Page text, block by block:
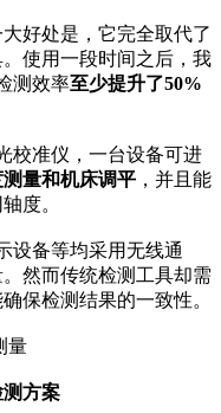
好处是，它完全取代了
使用一段时间之后，我
测效率至少提升了50%
校准仪，一台设备可进
量和机床调平 ，并且能
度。
设备等均采用无线通
然而传统检测工具却需
保检测结果的一致性。
量
方案